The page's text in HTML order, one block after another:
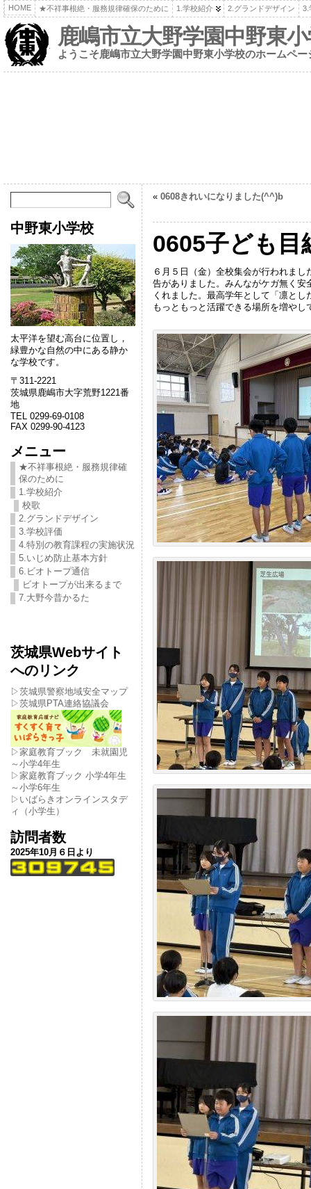
HOME ★不祥事根絶・服務規律確保のために 1.学校紹介 2.グランドデザイン 3.
鹿嶋市立大野学園中野東
ようこそ鹿嶋市立大野学園中野東小学校のホームペー
中野東小学校
太平洋を望む高台に位置し，
緑豊かな自然の中にある静か
な学校です。
〒311-2221
茨城県鹿嶋市大字荒野1221番
地
TEL 0299-69-0108
FAX 0299-90-4123
メニュー
★不祥事根絶・服務規律確
保のために
1.学校紹介
校歌
2.グランドデザイン
3.学校評価
4.特別の教育課程の実施状況
5.いじめ防止基本方針
6.ビオトープ通信
ビオトープが出来るまで
7.大野今昔かるた
茨城県Webサイト
へのリンク
▷茨城県警察地域安全マップ
▷茨城県PTA連絡協議会
▷家庭教育ブック 未就園児
～小学4年生
▷家庭教育ブック 小学4年生
～小学6年生
▷いばらきオンラインスタデ
ィ（小学生）
訪問者数
2025年10月６日より
« 0608きれいになりました(^^)b
0605子ども
６月５日（金）全校集会が行われま
告がありました。みんながケガ無く
くれました。最高学年として「凛と
もっともっと活躍できる場所を増やし